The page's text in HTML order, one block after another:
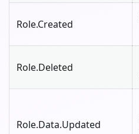
Role.Created
Role.Deleted
Role.Data.Updated